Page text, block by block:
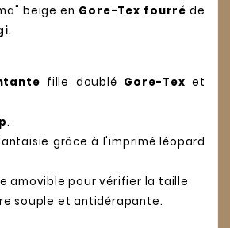
beige en Gore-Tex fourré de
.
fille doublé Gore-Tex et
.
grâce à l'imprimé léopard
amovible pour vérifier la taille
souple et antidérapante.